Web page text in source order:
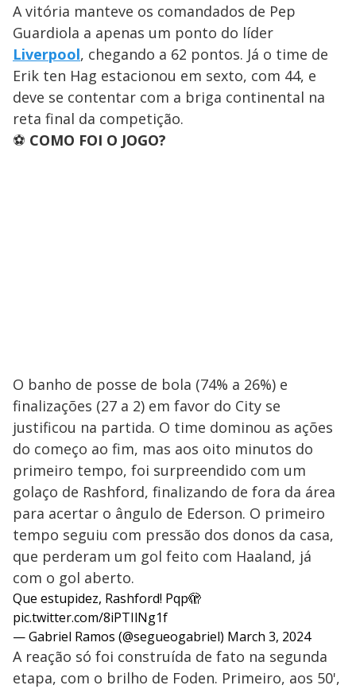
A vitória manteve os comandados de Pep
Guardiola a apenas um ponto do líder
Liverpool, chegando a 62 pontos. Já o time de
Erik ten Hag estacionou em sexto, com 44, e
deve se contentar com a briga continental na
reta final da competição.
⚽ COMO FOI O JOGO?
O banho de posse de bola (74% a 26%) e
finalizações (27 a 2) em favor do City se
justificou na partida. O time dominou as ações
do começo ao fim, mas aos oito minutos do
primeiro tempo, foi surpreendido com um
golaço de Rashford, finalizando de fora da área
para acertar o ângulo de Ederson. O primeiro
tempo seguiu com pressão dos donos da casa,
que perderam um gol feito com Haaland, já
com o gol aberto.
Que estupidez, Rashford! Pqp🫣
pic.twitter.com/8iPTIlNg1f
— Gabriel Ramos (@segueogabriel) March 3, 2024
A reação só foi construída de fato na segunda
etapa, com o brilho de Foden. Primeiro, aos 50',